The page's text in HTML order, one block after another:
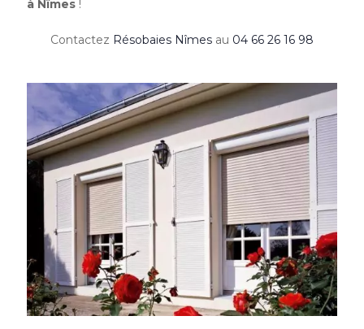
à Nîmes !
Contactez Résobaies Nîmes au 04 66 26 16 98